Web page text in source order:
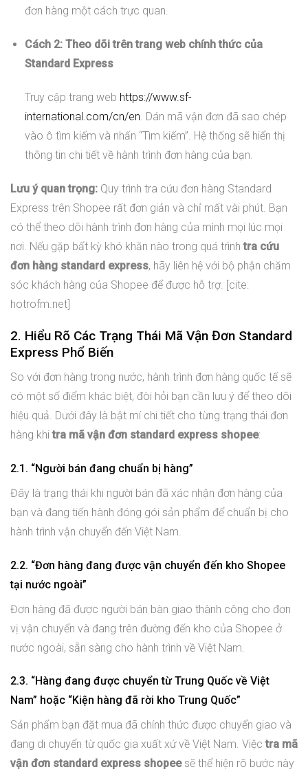
đơn hàng một cách trực quan.
Cách 2: Theo dõi trên trang web chính thức của
Standard Express
Truy cập trang web https://www.sf-
international.com/cn/en . Dán mã vận đơn đã sao chép
vào ô tìm kiếm và nhấn “Tìm kiếm”. Hệ thống sẽ hiển thị
thông tin chi tiết về hành trình đơn hàng của bạn.
Lưu ý quan trọng: Quy trình tra cứu đơn hàng Standard
Express trên Shopee rất đơn giản và chỉ mất vài phút. Bạn
có thể theo dõi hành trình đơn hàng của mình mọi lúc mọi
nơi. Nếu gặp bất kỳ khó khăn nào trong quá trìnhtra cứu
đơn hàng standard express, hãy liên hệ với bộ phận chăm
sóc khách hàng của Shopee để được hỗ trợ. [cite:
hotrofm.net]
2. Hiểu Rõ Các Trạng Thái Mã Vận Đơn Standard
Express Phổ Biến
So với đơn hàng trong nước, hành trình đơn hàng quốc tế sẽ
có một số điểm khác biệt, đòi hỏi bạn cần lưu ý để theo dõi
hiệu quả. Dưới đây là bật mí chi tiết cho từng trạng thái đơn
hàng khitra mã vận đơn standard express shopee:
2.1. “Người bán đang chuẩn bị hàng”
Đây là trạng thái khi người bán đã xác nhận đơn hàng của
bạn và đang tiến hành đóng gói sản phẩm để chuẩn bị cho
hành trình vận chuyển đến Việt Nam.
2.2. “Đơn hàng đang được vận chuyển đến kho Shopee
tại nước ngoài”
Đơn hàng đã được người bán bàn giao thành công cho đơn
vị vận chuyển và đang trên đường đến kho của Shopee ở
nước ngoài, sẵn sàng cho hành trình về Việt Nam.
2.3. “Hàng đang được chuyển từ Trung Quốc về Việt
Nam” hoặc “Kiện hàng đã rời kho Trung Quốc”
Sản phẩm bạn đặt mua đã chính thức được chuyển giao và
đang di chuyển từ quốc gia xuất xứ về Việt Nam. Việctra mã
vận đơn standard express shopeesẽ thể hiện rõ bước này